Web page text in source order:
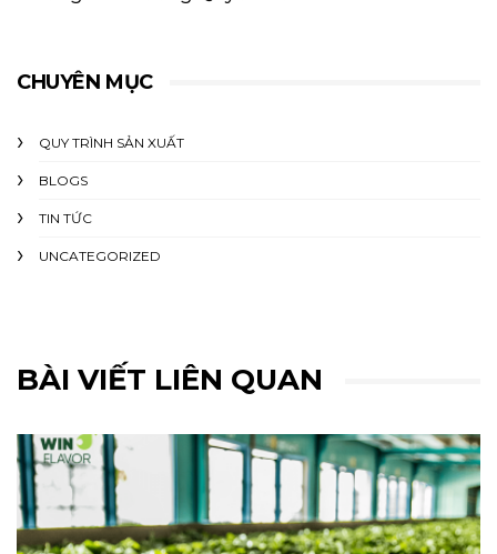
CHUYÊN MỤC
QUY TRÌNH SẢN XUẤT
BLOGS
TIN TỨC
UNCATEGORIZED
BÀI VIẾT LIÊN QUAN